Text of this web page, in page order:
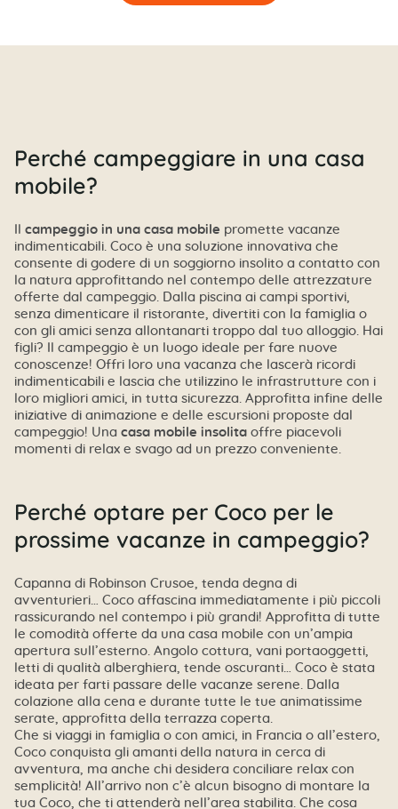
Perché campeggiare in una casa
mobile?
Il campeggio in una casa mobile promette vacanze
indimenticabili. Coco è una soluzione innovativa che
consente di godere di un soggiorno insolito a contatto con
la natura approfittando nel contempo delle attrezzature
offerte dal campeggio. Dalla piscina ai campi sportivi,
senza dimenticare il ristorante, divertiti con la famiglia o
con gli amici senza allontanarti troppo dal tuo alloggio. Hai
figli? Il campeggio è un luogo ideale per fare nuove
conoscenze! Offri loro una vacanza che lascerà ricordi
indimenticabili e lascia che utilizzino le infrastrutture con i
loro migliori amici, in tutta sicurezza. Approfitta infine delle
iniziative di animazione e delle escursioni proposte dal
campeggio! Una casa mobile insolita offre piacevoli
momenti di relax e svago ad un prezzo conveniente.
Perché optare per Coco per le
prossime vacanze in campeggio?
Capanna di Robinson Crusoe, tenda degna di
avventurieri… Coco affascina immediatamente i più piccoli
rassicurando nel contempo i più grandi! Approfitta di tutte
le comodità offerte da una casa mobile con un’ampia
apertura sull’esterno. Angolo cottura, vani portaoggetti,
letti di qualità alberghiera, tende oscuranti… Coco è stata
ideata per farti passare delle vacanze serene. Dalla
colazione alla cena e durante tutte le tue animatissime
serate, approfitta della terrazza coperta.
Che si viaggi in famiglia o con amici, in Francia o all’estero,
Coco conquista gli amanti della natura in cerca di
avventura, ma anche chi desidera conciliare relax con
semplicità! All’arrivo non c’è alcun bisogno di montare la
tua Coco, che ti attenderà nell’area stabilita. Che cosa